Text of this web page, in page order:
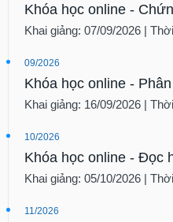
Khóa học online -
Khai giảng: 07/09/2026 |
09/2026
Khóa học online -
Khai giảng: 16/09/2026 |
10/2026
Khóa học online - Đọc
Khai giảng: 05/10/2026 |
11/2026